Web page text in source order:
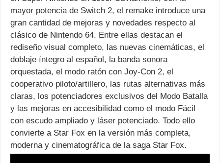
mayor potencia de Switch 2, el remake introduce una
gran cantidad de mejoras y novedades respecto al
clásico de Nintendo 64. Entre ellas destacan el
rediseño visual completo, las nuevas cinemáticas, el
doblaje íntegro al español, la banda sonora
orquestada, el modo ratón con Joy-Con 2, el
cooperativo piloto/artillero, las rutas alternativas más
claras, los potenciadores exclusivos del Modo Batalla
y las mejoras en accesibilidad como el modo Fácil
con escudo ampliado y láser potenciado. Todo ello
convierte a Star Fox en la versión más completa,
moderna y cinematográfica de la saga Star Fox.